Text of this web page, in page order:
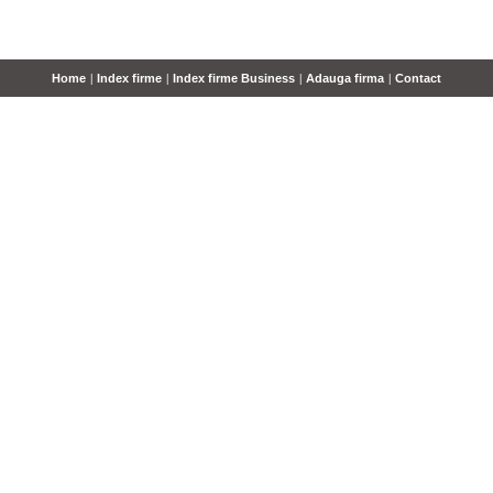
Home | Index firme | Index firme Business | Adauga firma | Contact